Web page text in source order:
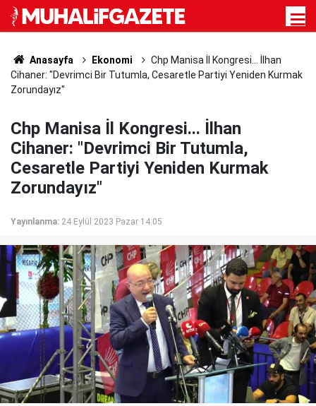
Anasayfa Ekonomi
Chp Manisa İl Kongresi... İlhan
Cihaner: "Devrimci Bir Tutumla, Cesaretle Partiyi Yeniden Kurmak
Zorundayız"
Chp Manisa İl Kongresi... İlhan
Cihaner: "Devrimci Bir Tutumla,
Cesaretle Partiyi Yeniden Kurmak
Zorundayız"
Yayınlanma: 24 Eylül 2023 Pazar 14:05